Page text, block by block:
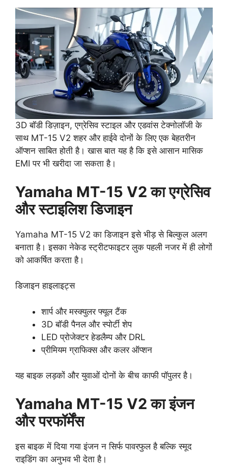
3D बॉडी डिज़ाइन, एग्रेसिव स्टाइल और एडवांस टेक्नोलॉजी के
साथ MT-15 V2 शहर और हाईवे दोनों के लिए एक बेहतरीन
ऑप्शन साबित होती है। खास बात यह है कि इसे आसान मासिक
EMI पर भी खरीदा जा सकता है।
Yamaha MT-15 V2 का एग्रेसिव
और स्टाइलिश डिजाइन
Yamaha MT-15 V2 का डिजाइन इसे भीड़ से बिल्कुल अलग
बनाता है। इसका नेकेड स्ट्रीटफाइटर लुक पहली नजर में ही लोगों
को आकर्षित करता है।
डिजाइन हाइलाइट्स
शार्प और मस्क्युलर फ्यूल टैंक
3D बॉडी पैनल और स्पोर्टी शेप
LED प्रोजेक्टर हेडलैम्प और DRL
प्रीमियम ग्राफिक्स और कलर ऑप्शन
यह बाइक लड़कों और युवाओं दोनों के बीच काफी पॉपुलर है।
Yamaha MT-15 V2 का इंजन
और परफॉर्मेंस
इस बाइक में दिया गया इंजन न सिर्फ पावरफुल है बल्कि स्मूद
राइडिंग का अनुभव भी देता है।